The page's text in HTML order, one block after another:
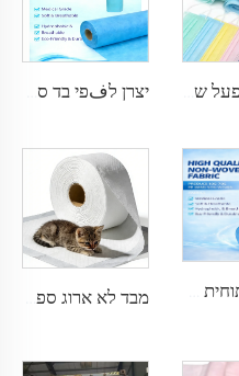
אספקת מפעל של בד ספונבונד SS עמיד במים למסכת פנים רפואית יצרן לفפי בד ספונבונד PP SMMS 43 גרם למטר ריבועי, 45 גרם למטר ריבועי, בצבעים לפי הזמנה
מבד לא ארוג ספונבונד לבן סופג במיוחד למשטחי חיות מחמד - Shandong Xingdi New Materials